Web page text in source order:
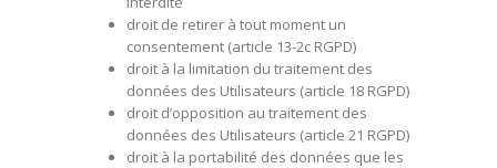
droit de retirer à tout moment un
consentement (article 13-2c RGPD)
droit à la limitation du traitement des
données des Utilisateurs (article 18 RGPD)
droit d’opposition au traitement des
données des Utilisateurs (article 21 RGPD)
droit à la portabilité des données que les